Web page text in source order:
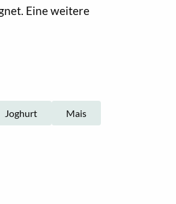
Eine weitere
Joghurt Mais